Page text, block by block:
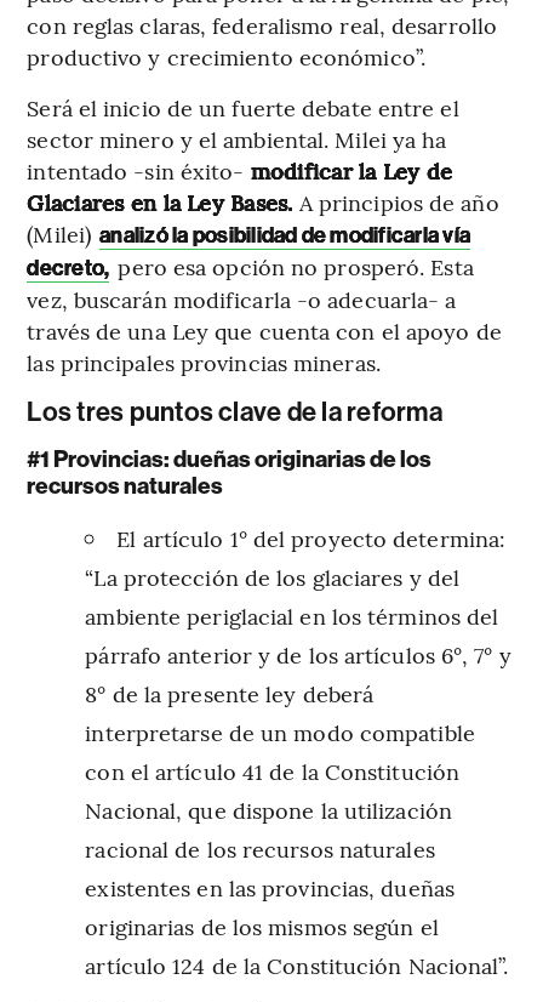
con reglas claras, federalismo real, desarrollo
productivo y crecimiento económico”.
Será el inicio de un fuerte debate entre el
sector minero y el ambiental. Milei ya ha
intentado -sin éxito- modificar la Ley de
Glaciares en la Ley Bases. A principios de año
(Milei) analizó la posibilidad de modificarla vía
decreto, pero esa opción no prosperó. Esta
vez, buscarán modificarla -o adecuarla- a
través de una Ley que cuenta con el apoyo de
las principales provincias mineras.
Los tres puntos clave de la reforma
#1 Provincias: dueñas originarias de los
recursos naturales
El artículo 1° del proyecto determina:
“La protección de los glaciares y del
ambiente periglacial en los términos del
párrafo anterior y de los artículos 6°, 7° y
8° de la presente ley deberá
interpretarse de un modo compatible
con el artículo 41 de la Constitución
Nacional, que dispone la utilización
racional de los recursos naturales
existentes en las provincias, dueñas
originarias de los mismos según el
artículo 124 de la Constitución Nacional”.